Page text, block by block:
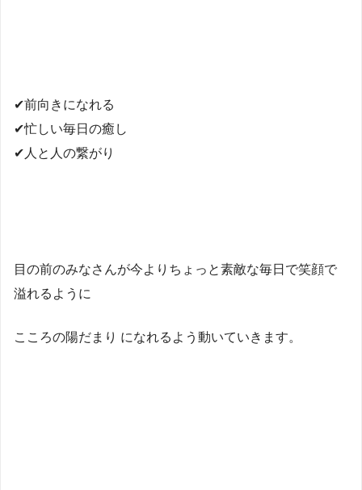
✔︎前向きになれる
✔︎忙しい毎日の癒し
✔︎人と人の繋がり
目の前のみなさんが今よりちょっと素敵な毎日で笑顔で
溢れるように
こころの陽だまり になれるよう動いていきます。